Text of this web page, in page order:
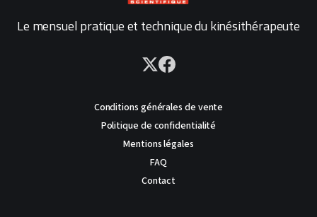
Le mensuel pratique et technique du kinésithérapeute
Conditions générales de vente
Politique de confidentialité
Mentions légales
FAQ
Contact